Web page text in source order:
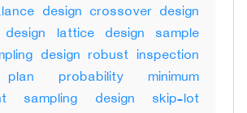
design crossover design
design lattice design sample
design robust inspection
plan probability minimum
sampling design skip-lot